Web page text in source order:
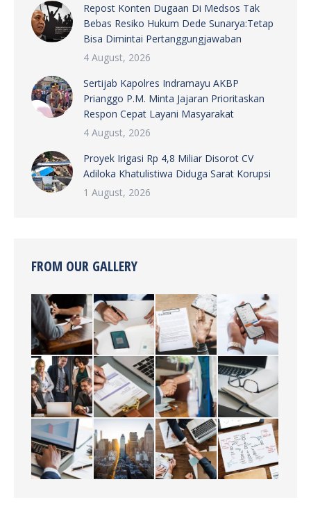
Repost Konten Dugaan Di Medsos Tak
Bebas Resiko Hukum Dede Sunarya:Tetap
Bisa Dimintai Pertanggungjawaban
4 August, 2026
Sertijab Kapolres Indramayu AKBP
Prianggo P.M. Minta Jajaran Prioritaskan
Respon Cepat Layani Masyarakat
4 August, 2026
Proyek Irigasi Rp 4,8 Miliar Disorot CV
Adiloka Khatulistiwa Diduga Sarat Korupsi
1 August, 2026
FROM OUR GALLERY